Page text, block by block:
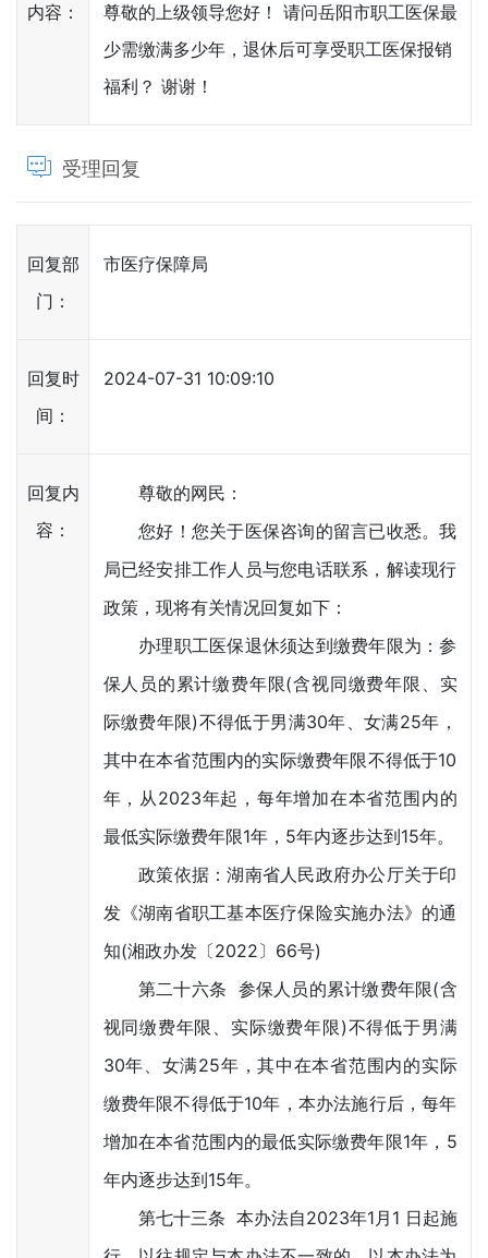
内容：
尊敬的上级领导您好！ 请问岳阳市职工医保最
少需缴满多少年，退休后可享受职工医保报销
福利？ 谢谢！
受理回复
回复部
门：
市医疗保障局
回复时
间：
2024-07-31 10:09:10
回复内
容：
尊敬的网民：
您好！您关于医保咨询的留言已收悉。我
局已经安排工作人员与您电话联系，解读现行
政策，现将有关情况回复如下：
办理职工医保退休须达到缴费年限为：参
保人员的累计缴费年限(含视同缴费年限、实
际缴费年限)不得低于男满30年、女满25年，
其中在本省范围内的实际缴费年限不得低于10
年，从2023年起，每年增加在本省范围内的
最低实际缴费年限1年，5年内逐步达到15年。
政策依据：湖南省人民政府办公厅关于印
发《湖南省职工基本医疗保险实施办法》的通
知(湘政办发〔2022〕66号)
第二十六条 参保人员的累计缴费年限(含
视同缴费年限、实际缴费年限)不得低于男满
30年、女满25年，其中在本省范围内的实际
缴费年限不得低于10年，本办法施行后，每年
增加在本省范围内的最低实际缴费年限1年，5
年内逐步达到15年。
第七十三条 本办法自2023年1月1 日起施